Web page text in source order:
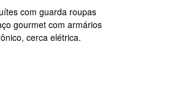
com guarda roupas
gourmet com armários
cerca elétrica.